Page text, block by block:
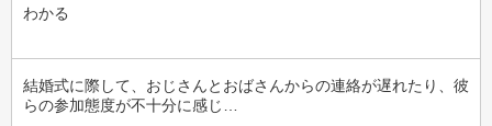
わかる
結婚式に際して、おじさんとおばさんからの連絡が遅れたり、彼
らの参加態度が不十分に感じ…